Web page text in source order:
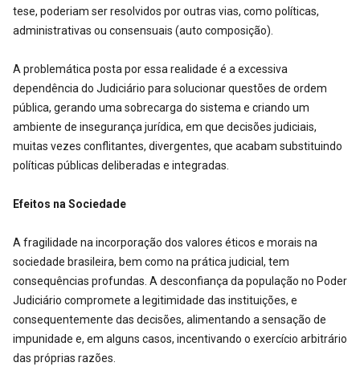
tese, poderiam ser resolvidos por outras vias, como políticas,
administrativas ou consensuais (auto composição).
A problemática posta por essa realidade é a excessiva
dependência do Judiciário para solucionar questões de ordem
pública, gerando uma sobrecarga do sistema e criando um
ambiente de insegurança jurídica, em que decisões judiciais,
muitas vezes conflitantes, divergentes, que acabam substituindo
políticas públicas deliberadas e integradas.
Efeitos na Sociedade
A fragilidade na incorporação dos valores éticos e morais na
sociedade brasileira, bem como na prática judicial, tem
consequências profundas. A desconfiança da população no Poder
Judiciário compromete a legitimidade das instituições, e
consequentemente das decisões, alimentando a sensação de
impunidade e, em alguns casos, incentivando o exercício arbitrário
das próprias razões.